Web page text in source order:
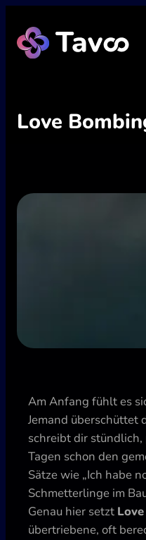
Inhalt
springen
Love
Am Anfang fühlt es
Jemand überschüttet
schreibt dir
Tagen schon den
Sätze wie „Ich habe
Schmetterlinge im
Genau hier setzt
übertriebene, oft